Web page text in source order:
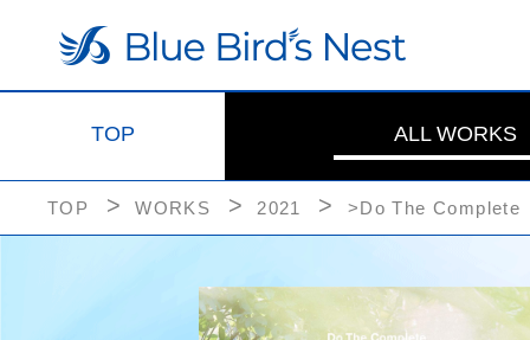
TOP ALL WORKS
TOP WORKS 2021 >Do The Complete